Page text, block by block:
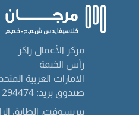
مركز الأعمال راكز
رأس الخيمة
الامارات العربية
صندوق بريد: 294474
بيريسوفت، الطابق الرابع ، سنتر